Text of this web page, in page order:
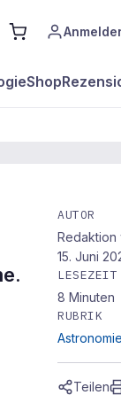
Shop
AUTOR
Redaktion
15. Juni
LESEZEIT
8 Minuten
RUBRIK
Teilen